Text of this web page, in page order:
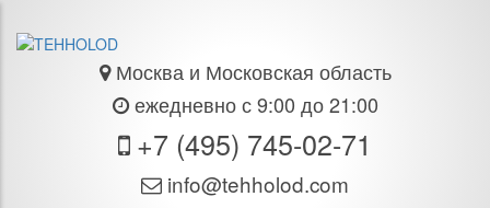
Москва и Московская область
ежедневно с 9:00 до 21:00
+7 (495) 745-02-71
info@tehholod.com